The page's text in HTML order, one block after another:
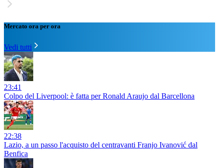
Mercato ora per ora
Vedi tutti
23:41
Colpo del Liverpool: è fatta per Ronald Araujo dal Barcellona
22:38
Lazio, a un passo l'acquisto del centravanti Franjo Ivanović dal
Benfica